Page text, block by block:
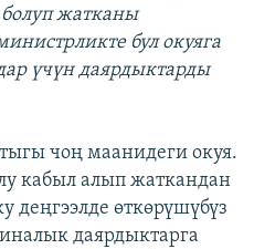
жатканы
бул окуяга
үчүн даярдыктарды
чоң маанидеги окуя.
кабыл алып жаткандан
деңгээлде өткөрүшүбүз
даярдыктарга